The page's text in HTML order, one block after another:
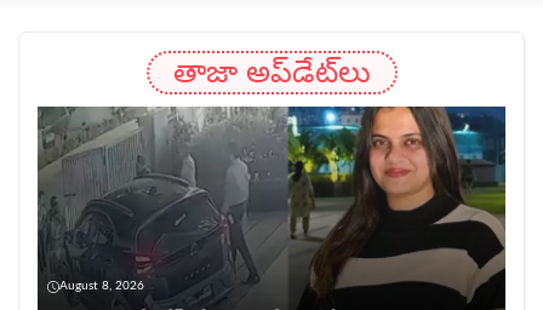
తాజా అప్‌డేట్‌లు
August 8, 2026